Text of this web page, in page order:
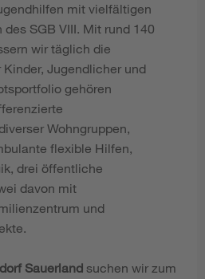
mit vielfältigen
SGB VIII. Mit rund 140
wir täglich die
Jugendlicher und
gehören
Wohngruppen,
flexible Hilfen,
drei öffentliche
davon mit
und
Sauerland suchen wir zum